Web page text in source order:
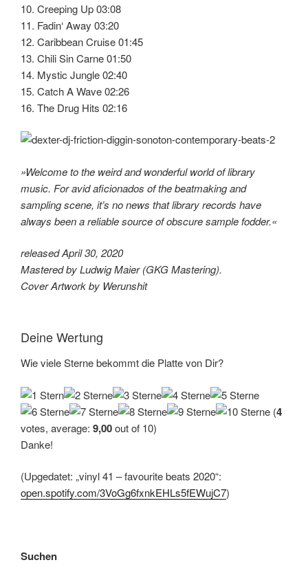
10. Creeping Up 03:08
11. Fadin‘ Away 03:20
12. Caribbean Cruise 01:45
13. Chili Sin Carne 01:50
14. Mystic Jungle 02:40
15. Catch A Wave 02:26
16. The Drug Hits 02:16
»Welcome to the weird and wonderful world of library
music. For avid aficionados of the beatmaking and
sampling scene, it’s no news that library records have
always been a reliable source of obscure sample fodder.«
released April 30, 2020
Mastered by Ludwig Maier (GKG Mastering).
Cover Artwork by Werunshit
Deine Wertung
Wie viele Sterne bekommt die Platte von Dir?
(4
votes, average: 9,00out of 10)
Danke!
(Upgedatet: „vinyl 41 – favourite beats 2020“:
open.spotify.com/3VoGg6fxnkEHLs5fEWujC7)
Suchen